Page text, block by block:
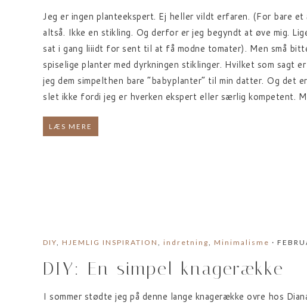
Jeg er ingen planteekspert. Ej heller vildt erfaren. (For bare
altså. Ikke en stikling. Og derfor er jeg begyndt at øve mig.
sat i gang liiidt for sent til at få modne tomater). Men små
spiselige planter med dyrkningen stiklinger. Hvilket som sagt
jeg dem simpelthen bare “babyplanter” til min datter. Og det
slet ikke fordi jeg er hverken ekspert eller særlig kompetent.
LÆS MERE
DIY, HJEMLIG INSPIRATION , indretning, Minimalisme ·
DIY: En simpel knagerække
I sommer stødte jeg på denne lange knagerække ovre hos